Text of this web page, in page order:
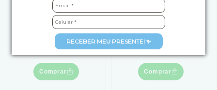
RECEBER MEU PRESENTE! ✨
Kit Brinco de Prata
Estrela do Mar e Cauda
de Sereia
R$119,90por
R$99,00
R$24,75 sem juros
Comprar
Brinco de Prata
Círculos Crescentes
R$69,90
3 xdeR$23,30
Comprar